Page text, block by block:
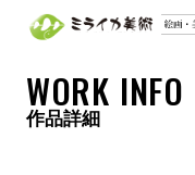
WORK INFO
作品詳細